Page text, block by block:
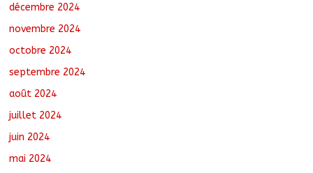
décembre 2024
novembre 2024
octobre 2024
septembre 2024
août 2024
juillet 2024
juin 2024
mai 2024